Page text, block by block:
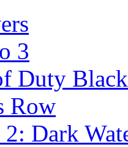
3
Duty
Row
2: Dark